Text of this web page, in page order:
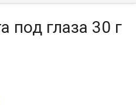
под глаза 30 г